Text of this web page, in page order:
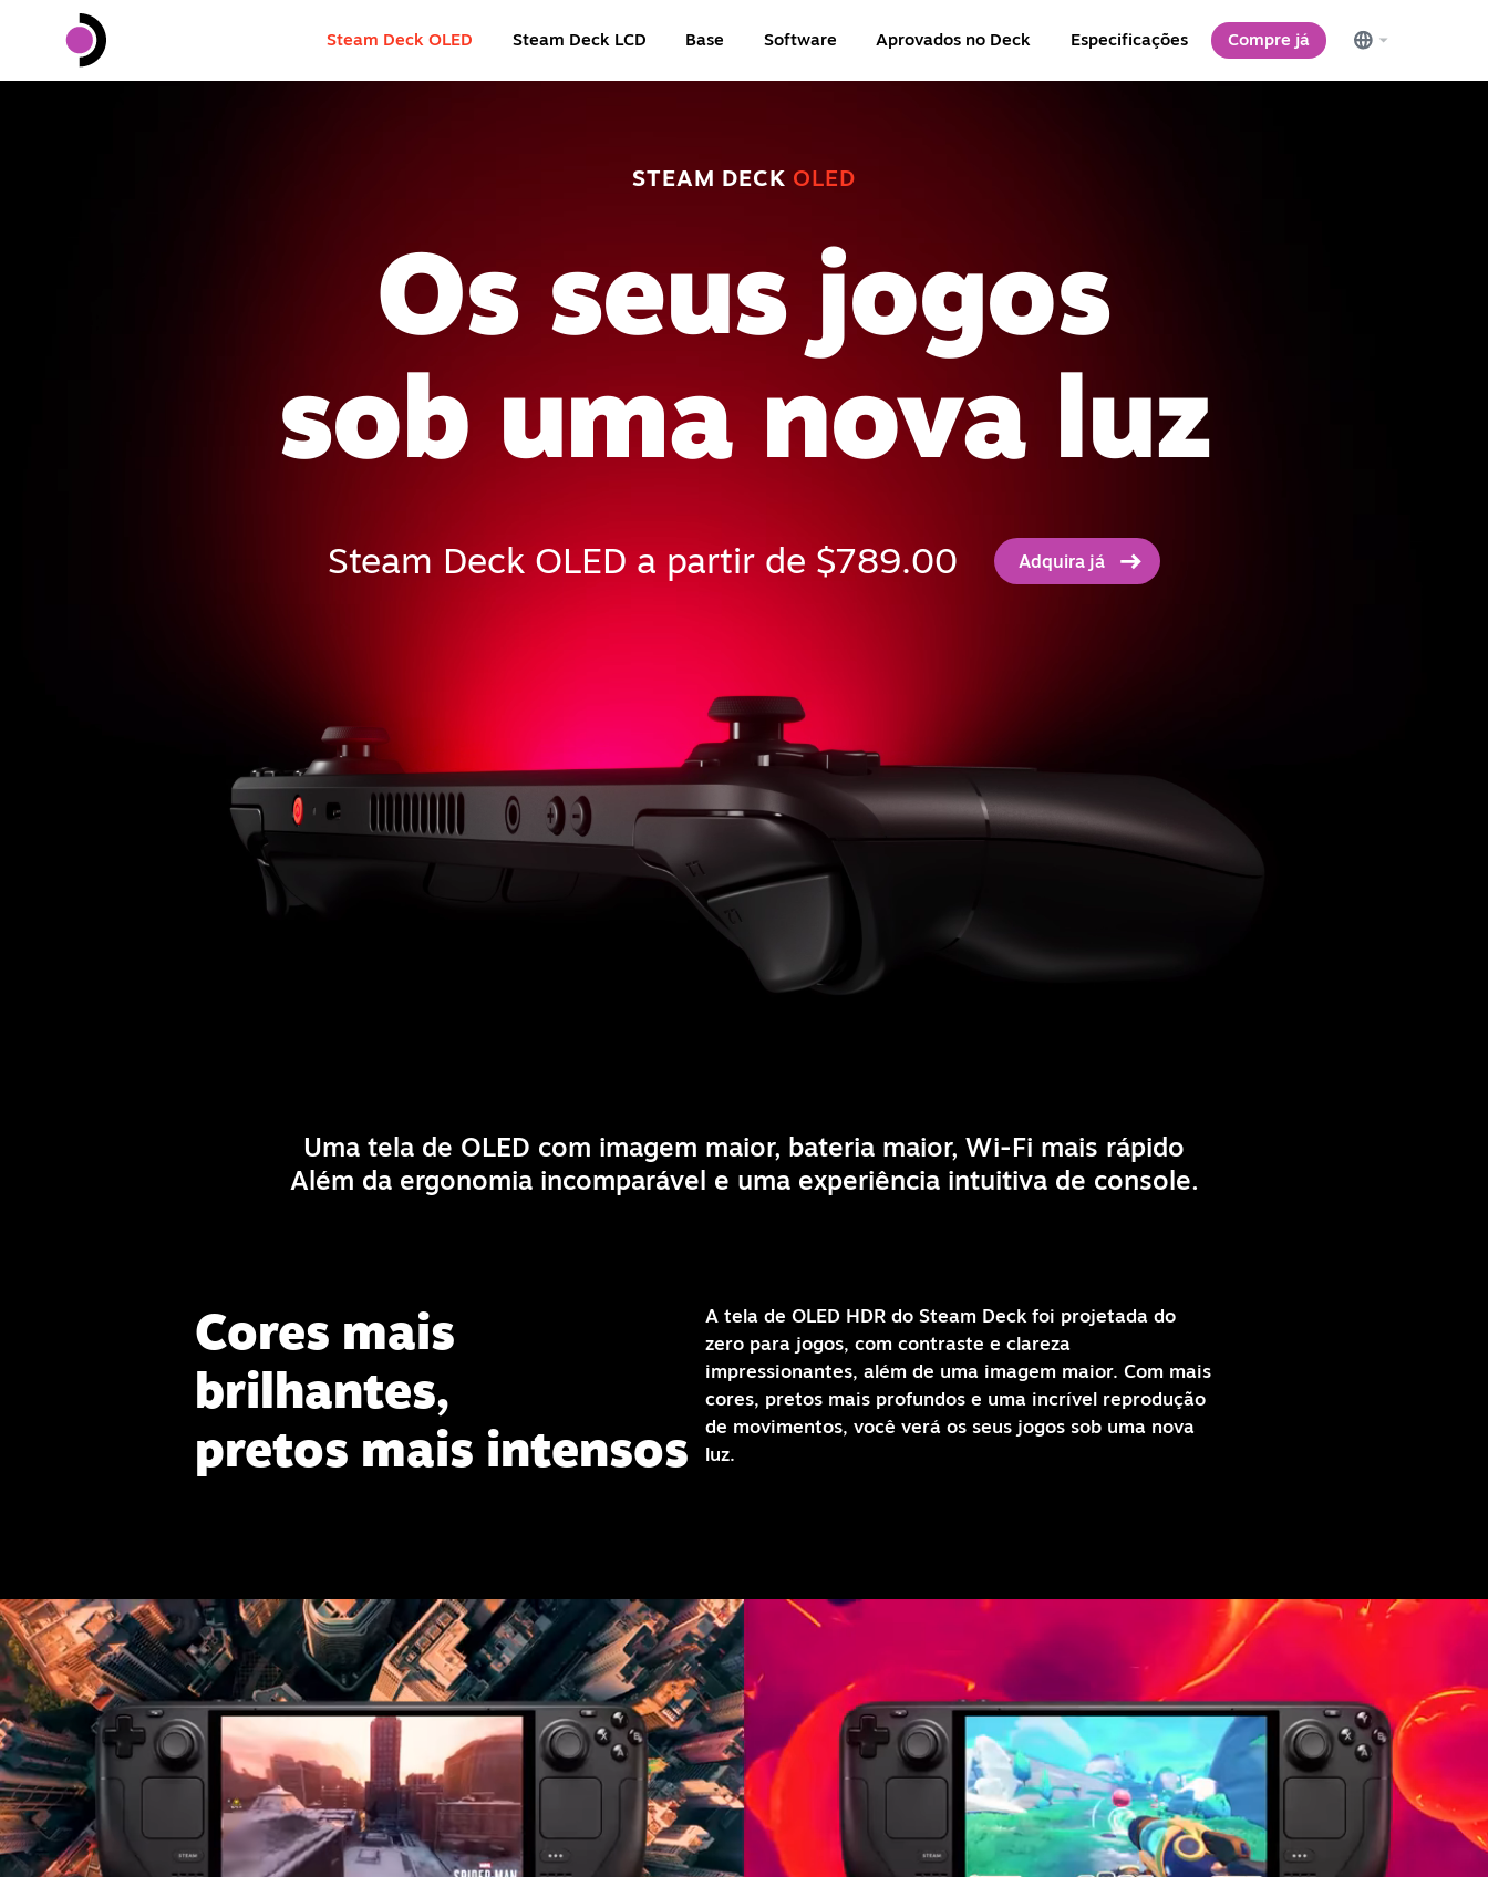
Steam Deck OLED Steam Deck LCD Base Software Aprovados no Deck Especificações Compre já
STEAM DECK OLED
Os seus jogos
sob uma nova luz
Steam Deck OLED a partir de $789.00 Adquira já
Uma tela de OLED com imagem maior, bateria maior, Wi-Fi mais rápido
Além da ergonomia incomparável e uma experiência intuitiva de console.
Cores mais
brilhantes,
pretos mais intensos
A tela de OLED HDR do Steam Deck foi projetada do
zero para jogos, com contraste e clareza
impressionantes, além de uma imagem maior. Com mais
cores, pretos mais profundos e uma incrível reprodução
de movimentos, você verá os seus jogos sob uma nova
luz.